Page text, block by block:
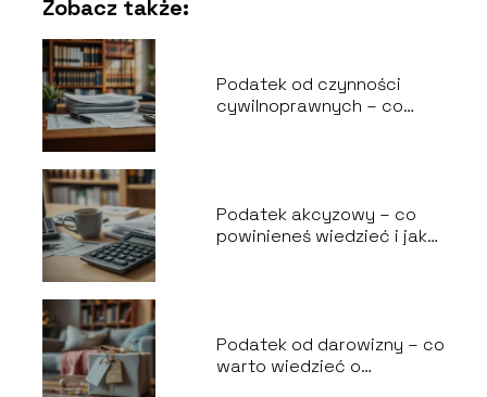
Zobacz także:
Podatek od czynności
cywilnoprawnych – co
Podatek akcyzowy – co
powinieneś wiedzieć i jak
Podatek od darowizny – co
warto wiedzieć o